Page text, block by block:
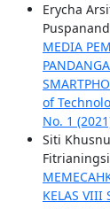
Erycha
MEDIA
of
No. 1
Siti
KELAS VIII